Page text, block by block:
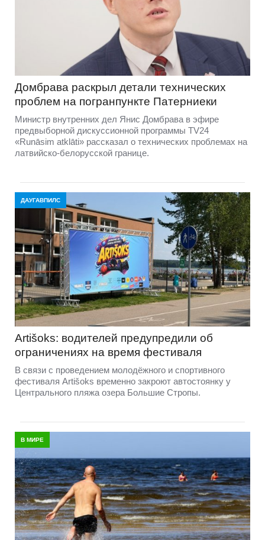
Домбравa раскрыл детали технических
проблем на погранпункте Патерниеки
Министр внутренних дел Янис Домбрава в эфире
предвыборной дискуссионной программы TV24
«Runāsim atklāti» рассказал о технических проблемах на
латвийско-белорусской границе.
ДАУГАВПИЛС
Artišoks: водителей предупредили об
ограничениях на время фестиваля
В связи с проведением молодёжного и спортивного
фестиваля Artišoks временно закроют автостоянку у
Центрального пляжа озера Большие Стропы.
В МИРЕ